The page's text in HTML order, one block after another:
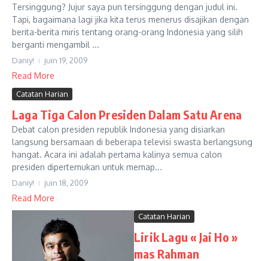
Tersinggung? Jujur saya pun tersinggung dengan judul ini.
Tapi, bagaimana lagi jika kita terus menerus disajikan dengan
berita-berita miris tentang orang-orang Indonesia yang silih
berganti mengambil ...
Daniy! juin 19, 2009
Read More
Catatan Harian
Laga Tiga Calon Presiden Dalam Satu Arena
Debat calon presiden republik Indonesia yang disiarkan
langsung bersamaan di beberapa televisi swasta berlangsung
hangat. Acara ini adalah pertama kalinya semua calon
presiden dipertemukan untuk memap...
Daniy! juin 18, 2009
Read More
Catatan Harian
Lirik Lagu « Jai Ho »
mas Rahman